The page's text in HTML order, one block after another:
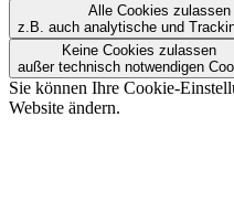
Alle Cookies zulassen
z.B. auch analytische und
Keine Cookies zulassen
außer technisch notwendigen
Sie können Ihre Cookie-
Website ändern.